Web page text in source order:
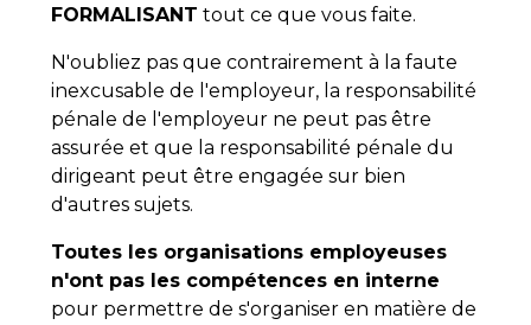
FORMALISANT tout ce que vous faite.
N'oubliez pas que contrairement à la faute
inexcusable de l'employeur, la responsabilité
pénale de l'employeur ne peut pas être
assurée et que la responsabilité pénale du
dirigeant peut être engagée sur bien
d'autres sujets.
Toutes les organisations employeuses
n'ont pas les compétences en interne
pour permettre de s'organiser en matière de